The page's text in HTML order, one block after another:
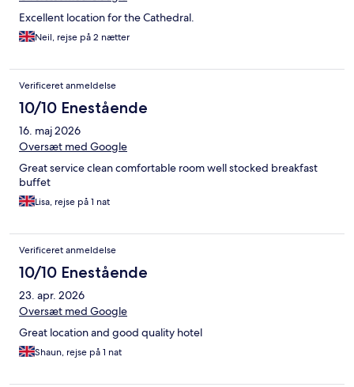
Excellent location for the Cathedral.
Neil, rejse på 2 nætter
Verificeret anmeldelse
10/10 Enestående
16. maj 2026
Oversæt med Google
Great service clean comfortable room well stocked breakfast
buffet
Lisa, rejse på 1 nat
Verificeret anmeldelse
10/10 Enestående
23. apr. 2026
Oversæt med Google
Great location and good quality hotel
Shaun, rejse på 1 nat